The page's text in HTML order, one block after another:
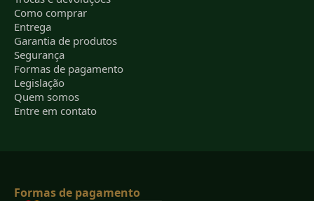
Como comprar
Entrega
Garantia de produtos
Segurança
Formas de pagamento
Legislação
Quem somos
Entre em contato
Formas de pagamento